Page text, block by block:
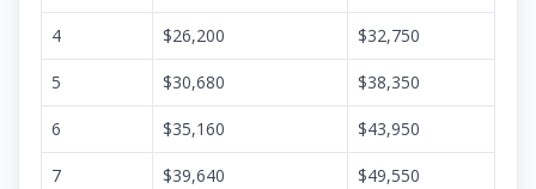
4 $26,200 $32,750
5 $30,680 $38,350
6 $35,160 $43,950
7 $39,640 $49,550